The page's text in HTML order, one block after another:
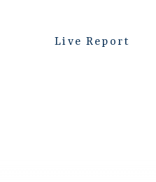
Live Report